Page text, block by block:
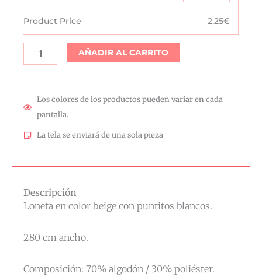
Product Price 2,25€
con
Puntitos
cantidad
AÑADIR AL CARRITO
Los colores de los productos pueden variar en cada
pantalla.
La tela se enviará de una sola pieza
Descripción
Loneta en color beige con puntitos blancos.
280 cm ancho.
Composición: 70% algodón / 30% poliéster.